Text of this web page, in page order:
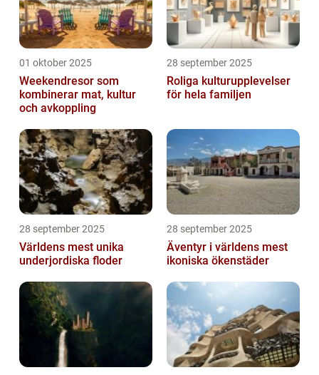
01 oktober 2025
Weekendresor som
kombinerar mat, kultur
och avkoppling
28 september 2025
Roliga kulturupplevelser
för hela familjen
28 september 2025
Världens mest unika
underjordiska floder
28 september 2025
Äventyr i världens mest
ikoniska ökenstäder